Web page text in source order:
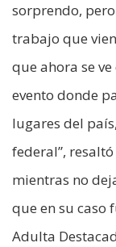
sorprendo,
trabajo que
que ahora se
evento donde
lugares del
federal”,
mientras no
que en su
Adulta